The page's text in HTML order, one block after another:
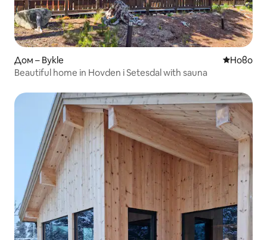
Дом – Bykle Ново
Ново
Beautiful home in Hovden i Setesdal with sauna